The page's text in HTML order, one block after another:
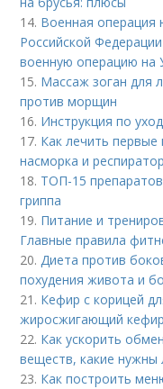
14. Военная операция
Российской
военную операцию на
15. Массаж зоган для
против морщин
16. Инструкция по
17. Как лечить первые
насморка и
18. ТОП-15
гриппа
19. Питание и
Главные правила
20.Диета против
похудения живота и
21. Кефир с корицей
жиросжигающий
22. Как ускорить
веществ, какие нужны
23. Как построить